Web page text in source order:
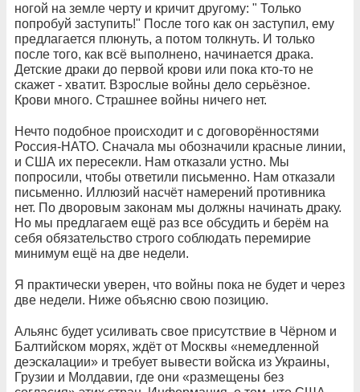
ногой на земле черту и кричит другому: " Только
попробуй заступить!" После того как он заступил, ему
предлагается плюнуть, а потом толкнуть. И только
после того, как всё выполнено, начинается драка.
Детские драки до первой крови или пока кто-то не
скажет - хватит. Взрослые войны дело серьёзное.
Крови много. Страшнее войны ничего нет.
Нечто подобное происходит и с договорённостями
Россия-НАТО. Сначала мы обозначили красные линии,
и США их пересекли. Нам отказали устно. Мы
попросили, чтобы ответили письменно. Нам отказали
письменно. Иллюзий насчёт намерений противника
нет. По дворовым законам мы должны начинать драку.
Но мы предлагаем ещё раз все обсудить и берём на
себя обязательство строго соблюдать перемирие
минимум ещё на две недели.
Я практически уверен, что войны пока не будет и через
две недели. Ниже объясню свою позицию.
Альянс будет усиливать свое присутствие в Чёрном и
Балтийском морях, ждёт от Москвы «немедленной
деэскалации» и требует вывести войска из Украины,
Грузии и Молдавии, где они «размещены без